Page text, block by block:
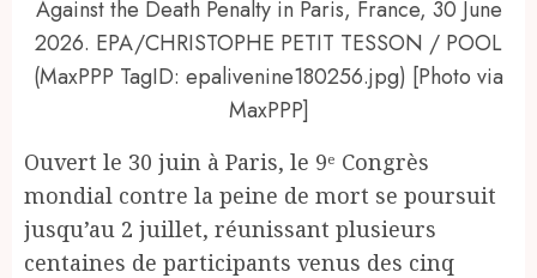
Against the Death Penalty in Paris, France, 30 June
2026. EPA/CHRISTOPHE PETIT TESSON / POOL
(MaxPPP TagID: epalivenine180256.jpg) [Photo via
MaxPPP]
Ouvert le 30 juin à Paris, le 9ᵉ Congrès
mondial contre la peine de mort se poursuit
jusqu’au 2 juillet, réunissant plusieurs
centaines de participants venus des cinq